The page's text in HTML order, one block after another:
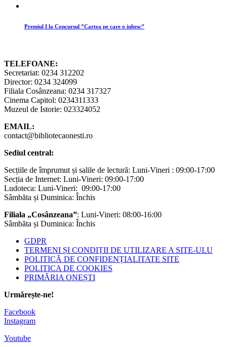
Premiul I la Concursul ”Cartea pe care o iubesc”
TELEFOANE:
Secretariat: 0234 312202
Director: 0234 324099
Filiala Cosânzeana: 0234 317327
Cinema Capitol: 0234311333
Muzeul de Istorie: 023324052
EMAIL:
contact@bibliotecaonesti.ro
Sediul central:
Secțiile de împrumut și salile de lectură: Luni-Vineri : 09:00-17:00
Secția de Internet: Luni-Vineri: 09:00-17:00
Ludoteca: Luni-Vineri: 09:00-17:00
Sâmbăta și Duminica: Închis
Filiala „Cosânzeana”: Luni-Vineri: 08:00-16:00
Sâmbăta și Duminica: Închis
GDPR
TERMENI ȘI CONDIȚII DE UTILIZARE A SITE-ULU
POLITICĂ DE CONFIDENȚIALITATE SITE
POLITICA DE COOKIES
PRIMĂRIA ONEȘTI
Urmărește-ne!
Facebook
Instagram
Youtube